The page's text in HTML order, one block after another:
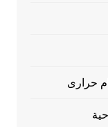
حرارى